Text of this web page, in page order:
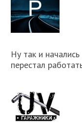
Ну так и
перестал